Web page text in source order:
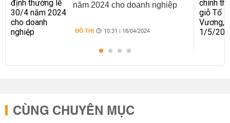
năm 2024 cho doanh nghiệp
ĐÔ THỊ 10:31 | 16/04/2024
CÙNG CHUYÊN MỤC